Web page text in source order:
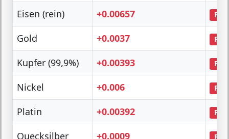
Eisen (rein) +0.00657 PTC
Gold +0.0037 PTC
Kupfer (99,9%) +0.00393 PTC
Nickel +0.006 PTC
Platin +0.00392 PTC
Quecksilber +0.0009 PTC